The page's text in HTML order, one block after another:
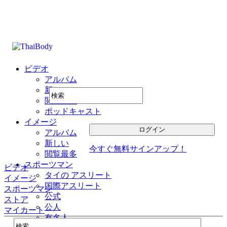
ビデオ
アルバム
新しい
閲覧最多
ポッドキャスト
イメージ
アルバム
新しい
閲覧最多
スポーツマン
タイの アスリート
国際アスリート
公式
公人
有名人
今すぐ無料サインアップ！
ビデオ
イメージ
スポーツマン
ストア
マイカート